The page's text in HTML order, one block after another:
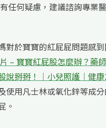
任何疑慮，建議諮詢專業
對於寶寶的紅屁屁問題感
– 寶寶紅屁股怎麼辦？藥
說掰掰！｜小兒照護｜健
使用凡士林或氧化鋅等成
。